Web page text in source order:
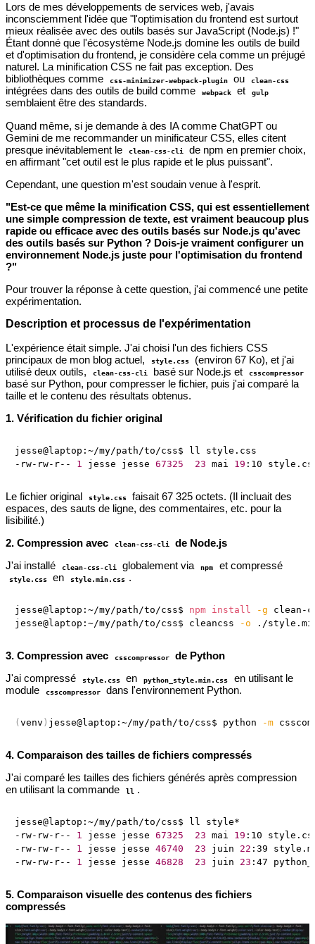
Lors de mes développements de services web, j'avais
inconsciemment l'idée que "l'optimisation du frontend est surtout
mieux réalisée avec des outils basés sur JavaScript (Node.js) !"
Étant donné que l'écosystème Node.js domine les outils de build
et d'optimisation du frontend, je considère cela comme un préjugé
naturel. La minification CSS ne fait pas exception. Des
bibliothèques comme
css-minimizer-webpack-plugin ou clean-css
intégrées dans des outils de build comme webpack et gulp
semblaient être des standards.
Quand même, si je demande à des IA comme ChatGPT ou
Gemini de me recommander un minificateur CSS, elles citent
presque inévitablement le
clean-css-cli
de npm en premier choix,
en affirmant "cet outil est le plus rapide et le plus puissant".
Cependant, une question m'est soudain venue à l'esprit.
"Est-ce que même la minification CSS, qui est essentiellement
une simple compression de texte, est vraiment beaucoup plus
rapide ou efficace avec des outils basés sur Node.js qu'avec
des outils basés sur Python ? Dois-je vraiment configurer un
environnement Node.js juste pour l'optimisation du frontend
?"
Pour trouver la réponse à cette question, j'ai commencé une petite
expérimentation.
Description et processus de l'expérimentation
L'expérience était simple. J'ai choisi l'un des fichiers CSS
principaux de mon blog actuel,
style.css
(environ 67 Ko), et j'ai
utilisé deux outils,
clean-css-cli basé sur Node.js et csscompressor
basé sur Python, pour compresser le fichier, puis j'ai comparé la
taille et le contenu des résultats obtenus.
1. Vérification du fichier original
jesse@laptop:~/my/path/to/css$ ll style.css
-rw-rw-r-- 1 jesse jesse 67325 23 mai 19
Le fichier original style.css
faisait 67 325 octets. (Il incluait des
espaces, des sauts de ligne, des commentaires, etc. pour la
lisibilité.)
2. Compression avec
clean-css-cli
de Node.js
J'ai installé
clean-css-cli globalement via npm et compressé
style.css en style.min.css .
jesse@laptop:~/my/path/to/css$ npm install -g clean-
jesse@laptop:~/my/path/to/css$ cleancss
-o
3. Compression avec csscompressor
de Python
J'ai compressé
style.css en python_style.min.css
en utilisant le
module
csscompressor dans l'environnement Python.
( venv ) jesse@laptop:~/my/path/to/css$ python -m
4. Comparaison des tailles de fichiers compressés
J'ai comparé les tailles des fichiers générés après compression
en utilisant la commande
ll .
jesse@laptop:~/my/path/to/css$ ll style*
-rw-rw-r-- 1 jesse jesse 67325 23 mai 19 :10
-rw-rw-r-- 1 jesse jesse 46740 23 juin 22 :39
-rw-rw-r-- 1 jesse jesse 46828 23 juin 23 :47
5. Comparaison visuelle des contenus des fichiers
compressés